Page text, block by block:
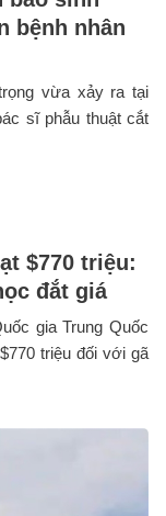
bệnh nhân
vừa xảy ra tại
sĩ phẫu thuật cắt
$770 triệu:
đắt giá
gia Trung Quốc
triệu đối với gã